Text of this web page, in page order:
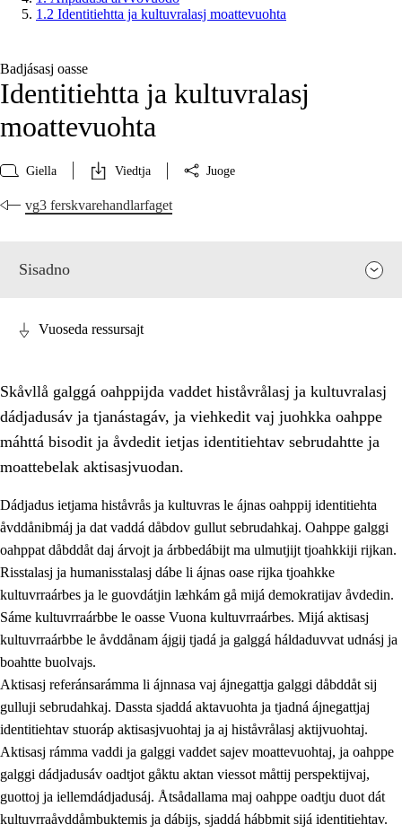
1.2 Identitiehtta ja kultuvralasj moattevuohta
Badjásasj oasse
Identitiehtta ja kultuvralasj
moattevuohta
Giella Viedtja Juoge
vg3 ferskvarehandlarfaget
Sisadno
Åhpadusá árvvovuodo
1.1 Almasjárvvo
1.2 Identitiehtta ja kultuvralasj moattevuohta
1.3 Lájttális ájádallam ja estetihkalasj diedulasjvuohta
1.5 Vieledus luonnduj ja birásdiedulasjvuohta
1.6 Demokratijja ja oassálasstem
Vuoseda ressursajt
Skåvllå galggá oahppijda vaddet histåvrålasj ja kultuvralasj
dádjadusáv ja tjanástagáv, ja viehkedit vaj juohkka oahppe
máhttá bisodit ja åvdedit ietjas identitiehtav sebrudahtte ja
moattebelak aktisasjvuodan.
Dádjadus ietjama histåvrås ja kultuvras le ájnas oahppij identitiehta
åvddånibmáj ja dat vaddá dåbdov gullut sebrudahkaj. Oahppe galggi
oahppat dåbddåt daj árvojt ja árbbedábijt ma ulmutjijt tjoahkkiji rijkan.
Risstalasj ja humanisstalasj dábe li ájnas oase rijka tjoahkke
kultuvrraárbes ja le guovdátjin læhkám gå mijá demokratijav åvdedin.
Sáme kultuvrraárbbe le oasse Vuona kultuvrraárbes. Mijá aktisasj
kultuvrraárbbe le åvddånam ájgij tjadá ja galggá háldaduvvat udnásj ja
boahtte buolvajs.
Aktisasj referánsarámma li ájnnasa vaj ájnegattja galggi dåbddåt sij
gulluji sebrudahkaj. Dassta sjaddá aktavuohta ja tjadná ájnegattjaj
identitiehtav stuoráp aktisasjvuohtaj ja aj histåvrålasj aktijvuohtaj.
Aktisasj rámma vaddi ja galggi vaddet sajev moattevuohtaj, ja oahppe
galggi dádjadusáv oadtjot gåktu aktan viessot måttij perspektijvaj,
guottoj ja iellemdádjadusáj. Åtsådallama maj oahppe oadtju duot dát
kultuvrraåvddåmbuktemis ja dábijs, sjaddá hábbmit sijá identitiehtav.